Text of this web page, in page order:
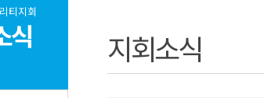
티지회
식 지회소식